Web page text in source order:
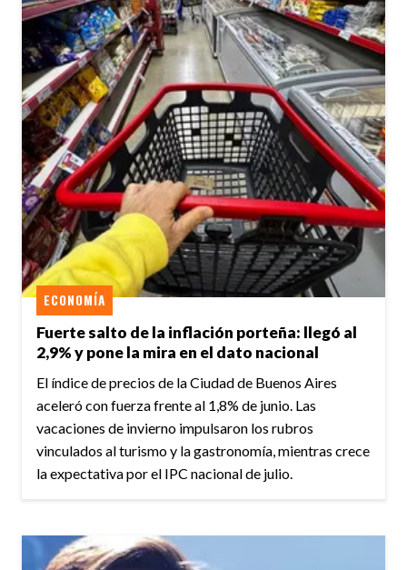
Fuerte salto de la inflación porteña: llegó al
2,9% y pone la mira en el dato nacional
ECONOMÍA
El índice de precios de la Ciudad de Buenos Aires
aceleró con fuerza frente al 1,8% de junio. Las
vacaciones de invierno impulsaron los rubros
vinculados al turismo y la gastronomía, mientras crece
la expectativa por el IPC nacional de julio.